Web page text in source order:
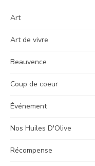
Art
Art de vivre
Beauvence
Coup de coeur
Événement
Nos Huiles D'Olive
Récompense